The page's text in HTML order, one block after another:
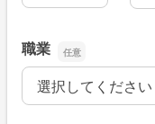
職業
職業